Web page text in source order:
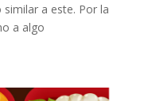
a este. Por la
a algo